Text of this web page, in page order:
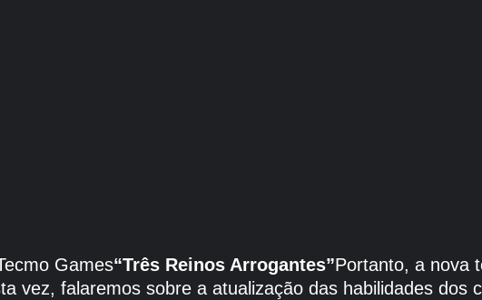
Games“Três Reinos Arrogantes”Portanto, a nova
vez, falaremos sobre a atualização das habilidades dos